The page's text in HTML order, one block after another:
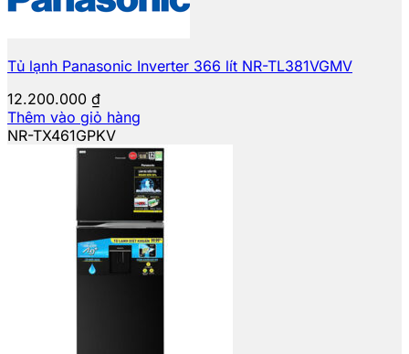
Tủ lạnh Panasonic Inverter 366 lít NR-TL381VGMV
12.200.000 ₫
Thêm vào giỏ hàng
NR-TX461GPKV